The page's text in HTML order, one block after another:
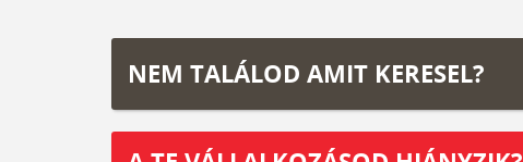
NEM TALÁLOD AMIT KERESEL?